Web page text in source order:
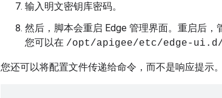
输入明文密钥库密码。
然后，脚本会重启 Edge 管理界面。重启后，
您可以在 /opt/apigee/etc/edge-ui.d/
您还可以将配置文件传递给命令，而不是响应提示